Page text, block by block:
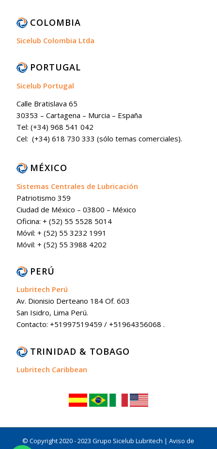
COLOMBIA
Sicelub Colombia Ltda
PORTUGAL
Sicelub Portugal
Calle Bratislava 65
30353 – Cartagena – Murcia – España
Tel: (+34) 968 541 042
Cel: (+34) 618 730 333 (sólo temas comerciales).
MÉXICO
Sistemas Centrales de Lubricación
Patriotismo 359
Ciudad de México – 03800 – México
Oficina: + (52) 55 5528 5014
Móvil: + (52) 55 3232 1991
Móvil: + (52) 55 3988 4202
PERÚ
Lubritech Perú
Av. Dionisio Derteano 184 Of. 603
San Isidro, Lima Perú.
Contacto: +51997519459 / +51964356068 .
TRINIDAD & TOBAGO
Lubritech Caribbean
© Copyright 2020 - 2023 Grupo Sicelub Lubritech |Aviso de